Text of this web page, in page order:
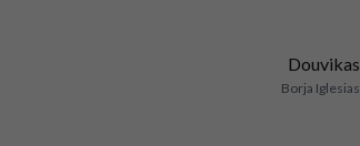
Douvikas
Borja Iglesias